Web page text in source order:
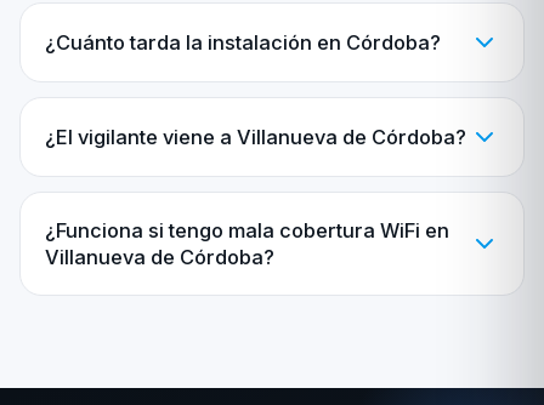
¿Cuánto tarda la instalación en Córdoba?
¿El vigilante viene a Villanueva de Córdoba?
¿Funciona si tengo mala cobertura WiFi en
Villanueva de Córdoba?